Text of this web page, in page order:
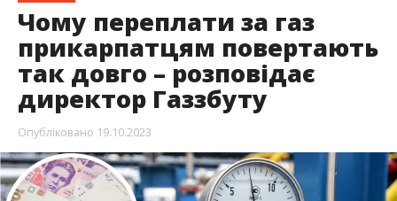
Чому переплати за газ
прикарпатцям повертають
так довго – розповідає
директор Газзбуту
Опубліковано 19.10.2023